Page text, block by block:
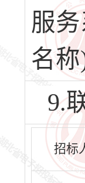
服
名称
9.
招标